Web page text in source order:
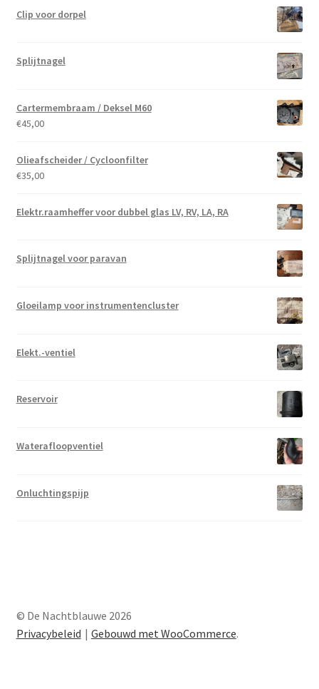
Clip voor dorpel
Splijtnagel
Cartermembraam / Deksel M60
€45,00
Olieafscheider / Cycloonfilter
€35,00
Elektr.raamheffer voor dubbel glas LV, RV, LA, RA
Splijtnagel voor paravan
Gloeilamp voor instrumentencluster
Elekt.-ventiel
Reservoir
Waterafloopventiel
Onluchtingspijp
© De Nachtblauwe 2026
Privacybeleid
Gebouwd met WooCommerce.